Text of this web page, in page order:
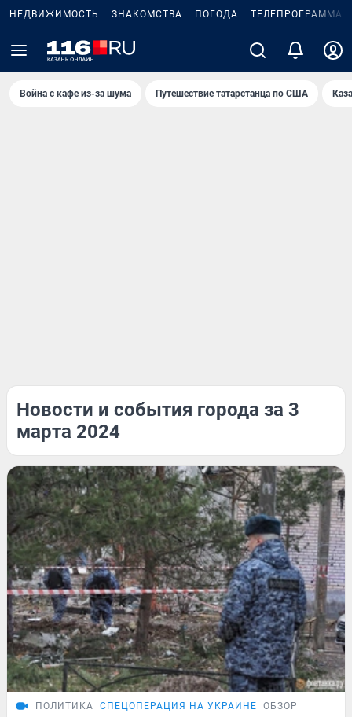
НЕДВИЖИМОСТЬ ЗНАКОМСТВА ПОГОДА ТЕЛЕПРОГРАММА
Война с кафе из-за шума Путешествие татарстанца по США
Новости и события города за 3
марта 2024
ПОЛИТИКА СПЕЦОПЕРАЦИЯ НА УКРАИНЕ ОБЗОР